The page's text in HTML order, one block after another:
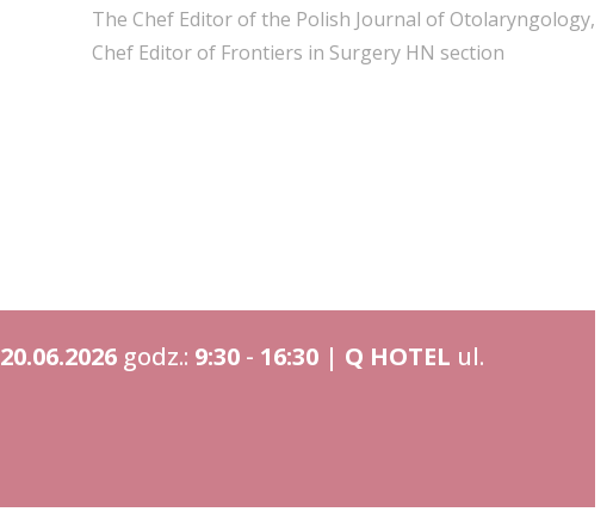
The Chef Editor of the Polish Journal of Otolaryngology,
Chef Editor of Frontiers in Surgery HN section
20.06.2026 godz.: 9:30 - 16:30 | Q HOTEL ul.